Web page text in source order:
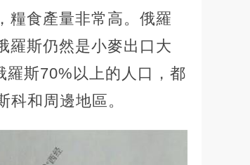
糧食產量非常高。俄羅
羅斯仍然是小麥出口大
羅斯70%以上的人口，都
和周邊地區。